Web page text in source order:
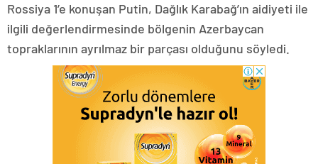
Rossiya 1’e konuşan Putin, Dağlık Karabağ’ın aidiyeti ile
ilgili değerlendirmesinde bölgenin Azerbaycan
topraklarının ayrılmaz bir parçası olduğunu söyledi.